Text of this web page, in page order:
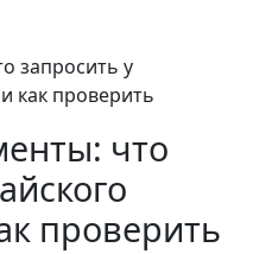
запросить у
как проверить
что
проверить